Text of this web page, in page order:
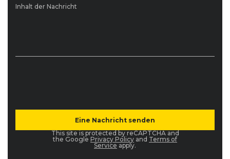
Inhalt der Nachricht
This site is protected by reCAPTCHA and
the Google Privacy Policy and Terms of
Service apply.